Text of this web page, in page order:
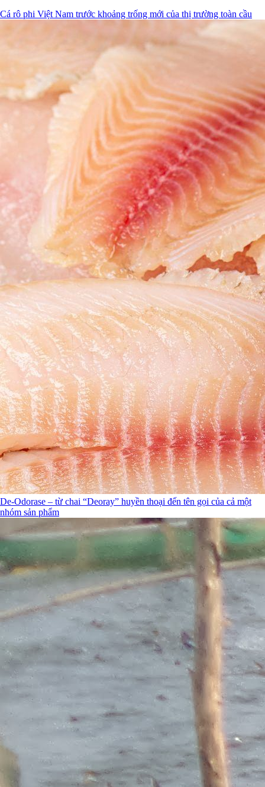
Cá rô phi Việt Nam trước khoảng trống mới của thị trường toàn cầu
De-Odorase – từ chai “Deoray” huyền thoại đến tên gọi của cả một
nhóm sản phẩm